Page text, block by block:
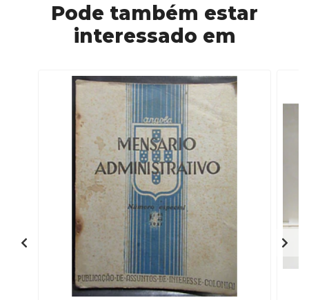
Pode também estar
interessado em